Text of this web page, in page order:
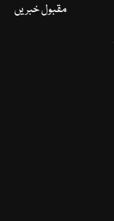
مقبول خبریں